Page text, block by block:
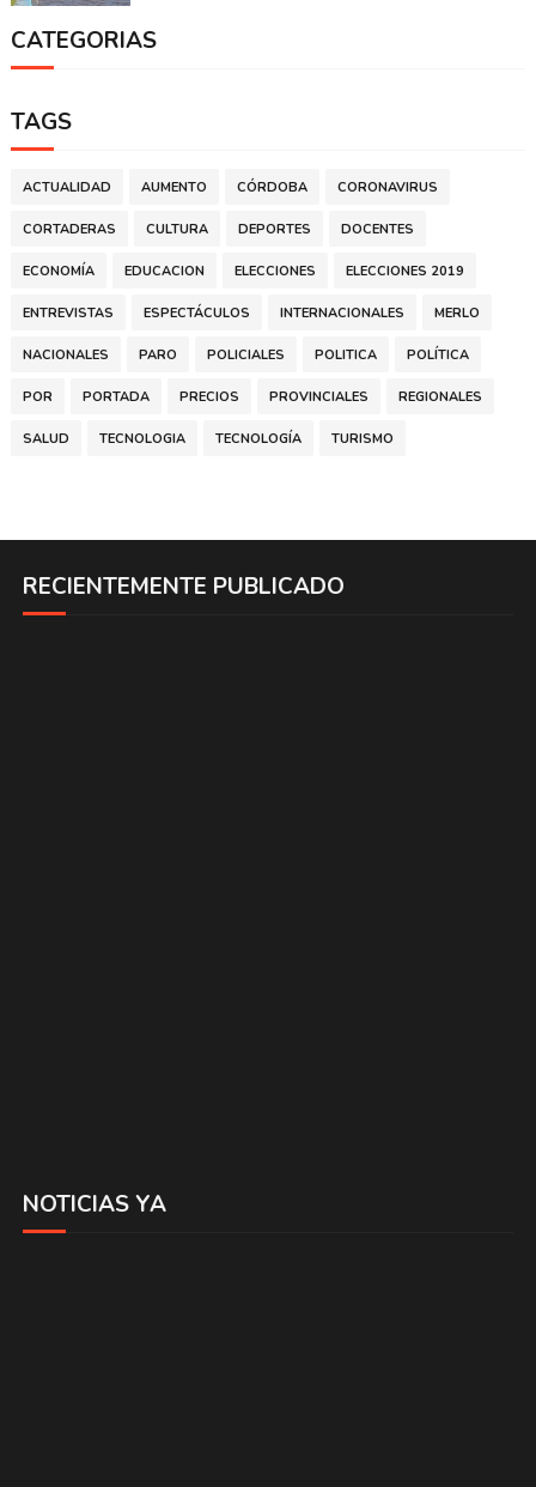
CATEGORIAS
TAGS
ACTUALIDAD AUMENTO CÓRDOBA CORONAVIRUS
CORTADERAS CULTURA DEPORTES DOCENTES
ECONOMÍA EDUCACION ELECCIONES ELECCIONES 2019
ENTREVISTAS ESPECTÁCULOS INTERNACIONALES MERLO
NACIONALES PARO POLICIALES POLITICA POLÍTICA
POR PORTADA PRECIOS PROVINCIALES REGIONALES
SALUD TECNOLOGIA TECNOLOGÍA TURISMO
RECIENTEMENTE PUBLICADO
NOTICIAS YA